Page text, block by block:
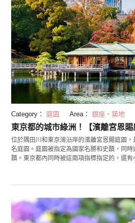
Category： 庭園 Area： 銀座・築地
東京都的城市綠洲！【濱離宮恩
位於隅田川和東京灣沿岸的濱離宮恩賜庭園
名庭園。庭園被指定為國家名勝和史蹟，同
蹟。東京都內同時被這兩項指標指定的，還